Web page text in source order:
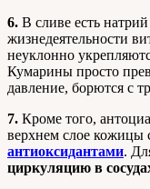
6. В сливе есть
жизнедеятельности
неуклонно
Кумарины просто
давление, борются с
7. Кроме того,
верхнем слое кожицы
антиоксидантами.
циркуляцию в